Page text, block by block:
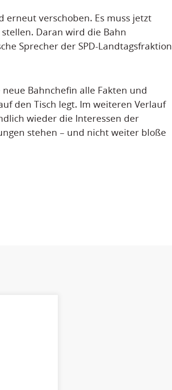
erneut verschoben. Es muss jetzt
Daran wird die Bahn
Sprecher der SPD-Landtagsfraktion
Bahnchefin alle Fakten und
den Tisch legt. Im weiteren Verlauf
wieder die Interessen der
stehen – und nicht weiter bloße